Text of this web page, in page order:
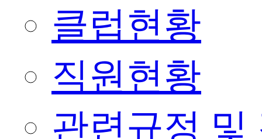
클럽현황
직원현황
관련규정 및